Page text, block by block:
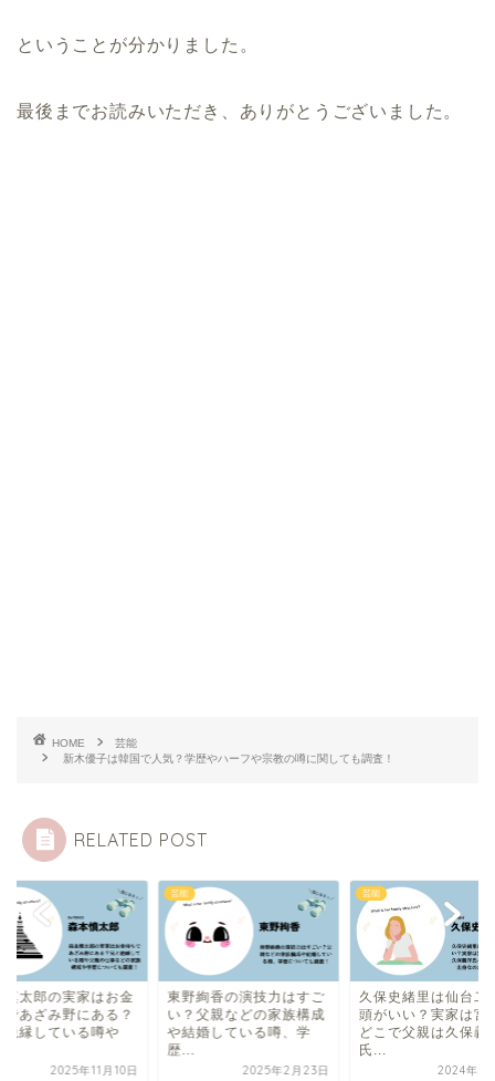
ということが分かりました。
最後までお読みいただき、ありがとうございました。
HOME
芸能
新木優子は韓国で人気？学歴やハーフや宗教の噂に関しても調査！
RELATED POST
慎太郎の実家はお金
であざみ野にある？
絶縁している噂や
2025年11月10日
芸能
東野絢香の演技力はすご
い？父親などの家族構成
や結婚している噂、学
歴...
2025年2月23日
芸能
久保史緒里は仙台二
頭がいい？実家は宮
どこで父親は久保義
氏...
2024年9